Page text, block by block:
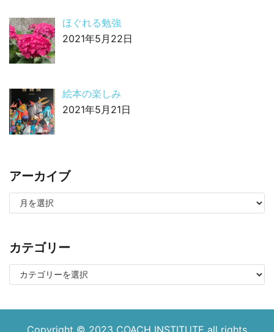
ほぐれる勉強
2021年5月22日
絵本の楽しみ
2021年5月21日
アーカイブ
カテゴリー
Copyright © 2023 COACH INSTITUTE all rights